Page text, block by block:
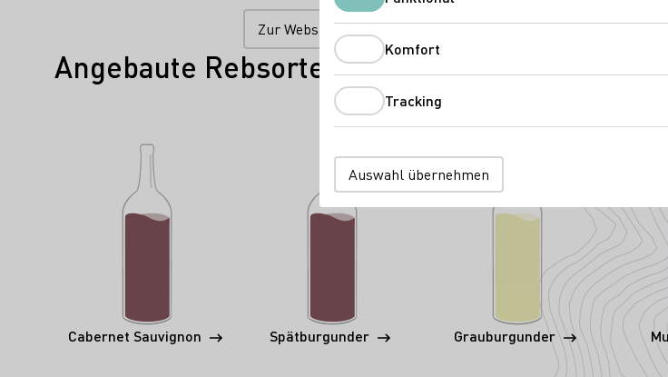
Zur Website
Angebaute Rebsorten
Cabernet Sauvignon Spätburgunder Grauburgunder
Funktional
Komfort
Tracking
Auswahl übernehmen